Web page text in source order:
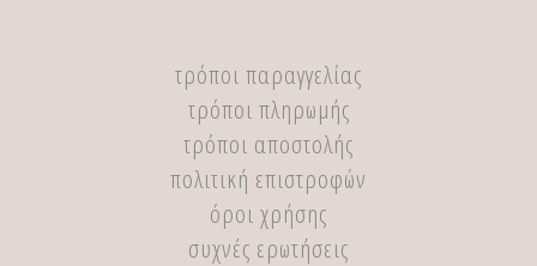
τρόποι παραγγελίας
τρόποι πληρωμής
τρόποι αποστολής
πολιτική επιστροφών
όροι χρήσης
συχνές ερωτήσεις